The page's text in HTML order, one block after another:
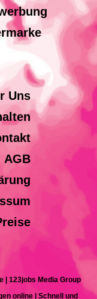
Uns
AGB
| 123jobs Media Group
online | Schnell und